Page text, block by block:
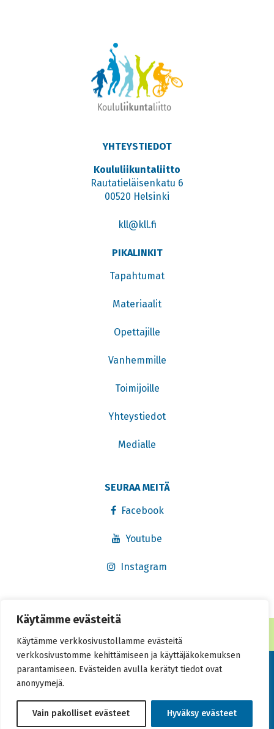
Käytämme evästeitä
Käytämme verkkosivustollamme evästeitä
verkkosivustomme kehittämiseen ja käyttäjäkokemuksen
parantamiseen. Evästeiden avulla kerätyt tiedot ovat
anonyymejä.
Vain pakolliset evästeet Hyväksy evästeet
YHTEYSTIEDOT
Koululiikuntaliitto
Rautatieläisenkatu 6
00520 Helsinki
kll@kll.fi
PIKALINKIT
Tapahtumat
Materiaalit
Opettajille
Vanhemmille
Toimijoille
Yhteystiedot
Medialle
SEURAA MEITÄ
Facebook
Youtube
Instagram
® Rekisteröity tavaramerkki 2016. Kaikki oikeudet pidätetään.
Tietosuojaseloste
Toteutus: Muuks Creative